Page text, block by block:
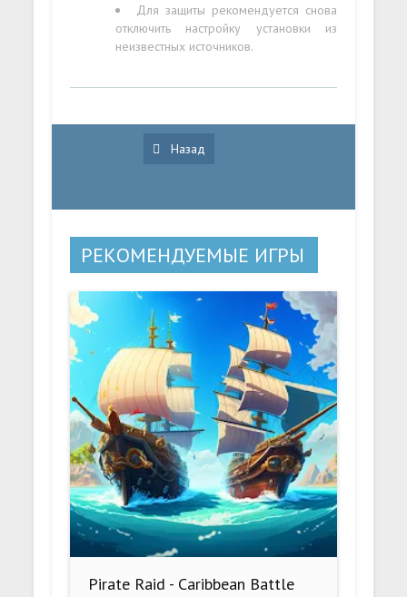
Для защиты рекомендуется снова
отключить настройку установки из
неизвестных источников.
Назад
РЕКОМЕНДУЕМЫЕ ИГРЫ
Pirate Raid - Caribbean Battle